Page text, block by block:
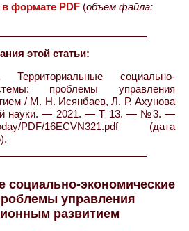
в формате PDF (объем файла:
этой статьи:
Территориальные социально-
проблемы управления
/ М. Н. Исянбаев, Л. Р. Ахунова
науки. — 2021. — Т 13. — №3. —
PDF/16ECVN321.pdf (дата
социально-экономические
управления
развитием